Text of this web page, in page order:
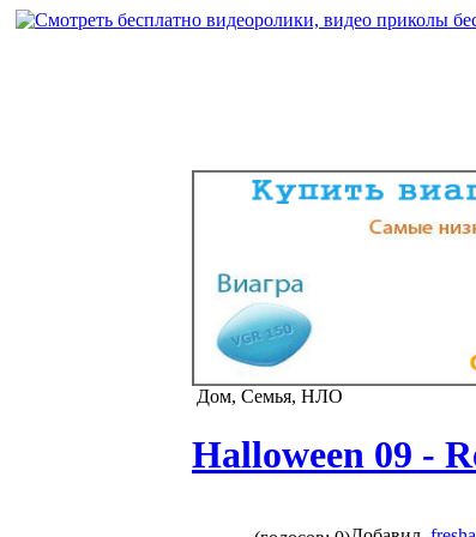
Дом, Семья, НЛО
Halloween 09 -